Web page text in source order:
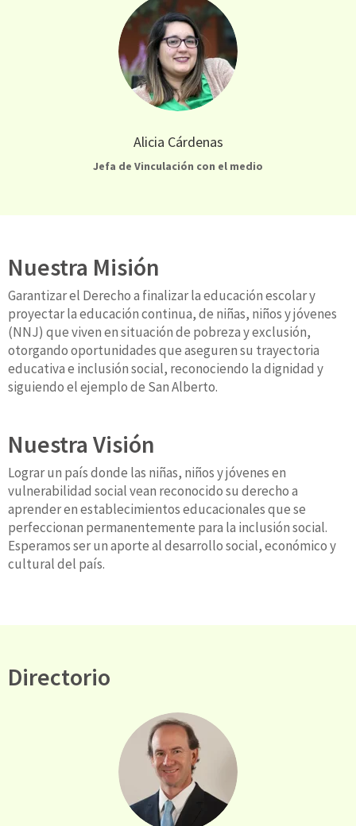
Alicia Cárdenas
Jefa de Vinculación con el medio
Nuestra Misión
Garantizar el Derecho a finalizar la educación escolar y
proyectar la educación continua, de niñas, niños y jóvenes
(NNJ) que viven en situación de pobreza y exclusión,
otorgando oportunidades que aseguren su trayectoria
educativa e inclusión social, reconociendo la dignidad y
siguiendo el ejemplo de San Alberto.
Nuestra Visión
Lograr un país donde las niñas, niños y jóvenes en
vulnerabilidad social vean reconocido su derecho a
aprender en establecimientos educacionales que se
perfeccionan permanentemente para la inclusión social.
Esperamos ser un aporte al desarrollo social, económico y
cultural del país.
Directorio